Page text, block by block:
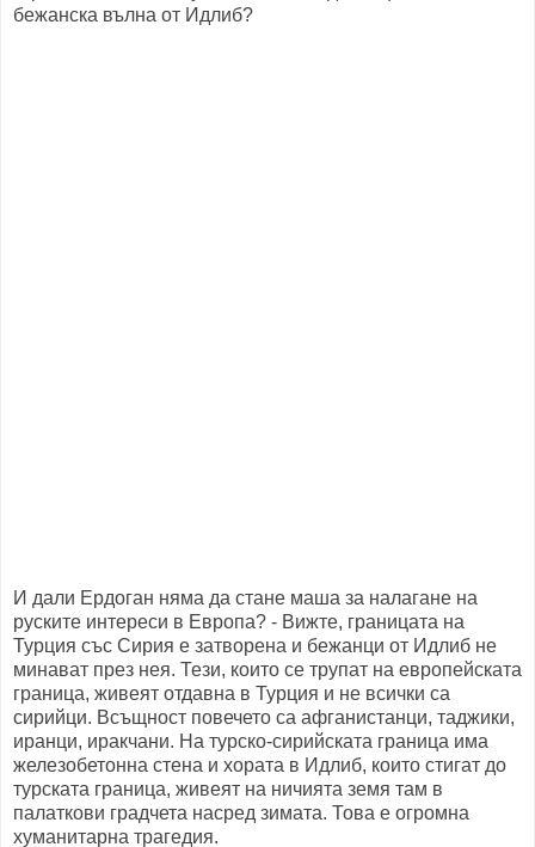
бежанска вълна от Идлиб?
И дали Ердоган няма да стане маша за налагане на
руските интереси в Европа? - Вижте, границата на
Турция със Сирия е затворена и бежанци от Идлиб не
минават през нея. Тези, които се трупат на европейската
граница, живеят отдавна в Турция и не всички са
сирийци. Всъщност повечето са афганистанци, таджики,
иранци, иракчани. На турско-сирийската граница има
железобетонна стена и хората в Идлиб, които стигат до
турската граница, живеят на ничията земя там в
палаткови градчета насред зимата. Това е огромна
хуманитарна трагедия.